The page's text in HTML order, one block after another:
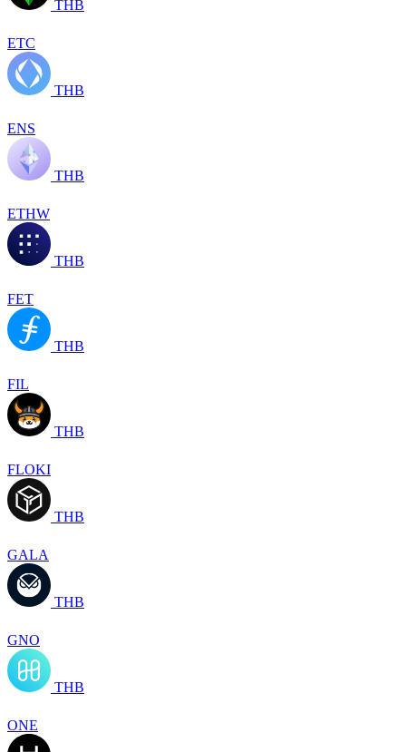
THB
ETC
THB
ENS
THB
ETHW
THB
FET
THB
FIL
THB
FLOKI
THB
GALA
THB
GNO
THB
ONE